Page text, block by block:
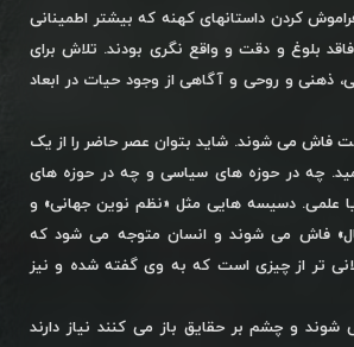
کردن داستانهای کهنه که بیشتر اطمینانی
بلوغ و دقت و واقع نگری بودند. تلاش برای
ذهنی و روحی و آگاهی از وجود حیات در ابعاد
فاش می شوند. شاید بتوان عصر حاضر را از یک
چه در حوزه های سیاسی و چه در حوزه های
علمی. دسیسه هایی مثل «نظم نوین جهانی» و
فاش می شوند و انسان متوجه می شود که
تر از چیزی است که به وی گفته شده و نیز
شوند و چشم بر حقایق باز می کنند نیاز دارند